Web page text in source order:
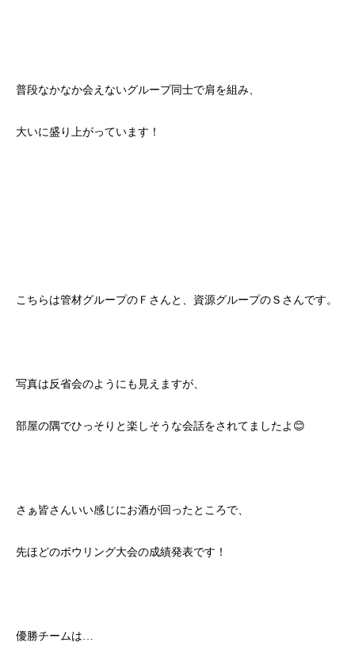
普段なかなか会えないグループ同士で肩を組み、
大いに盛り上がっています！
こちらは管材グループのＦさんと、資源グループのＳさんです。
写真は反省会のようにも見えますが、
部屋の隅でひっそりと楽しそうな会話をされてましたよ😊
さぁ皆さんいい感じにお酒が回ったところで、
先ほどのボウリング大会の成績発表です！
優勝チームは…